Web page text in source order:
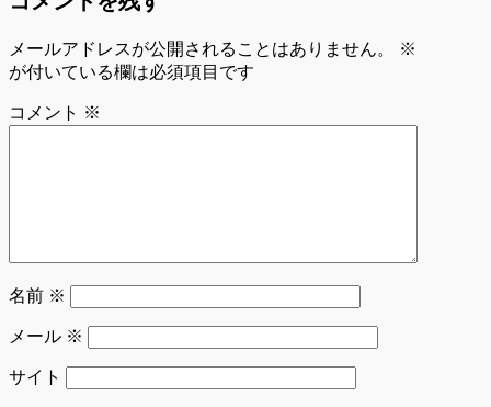
メールアドレスが公開されることはありません。
※
が付いている欄は必須項目です
コメント ※
名前 ※
メール ※
サイト